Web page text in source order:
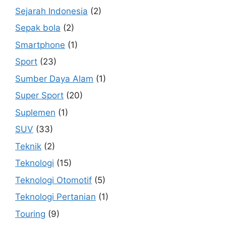
Sejarah Indonesia (2)
Sepak bola (2)
Smartphone (1)
Sport (23)
Sumber Daya Alam (1)
Super Sport (20)
Suplemen (1)
SUV (33)
Teknik (2)
Teknologi (15)
Teknologi Otomotif (5)
Teknologi Pertanian (1)
Touring (9)